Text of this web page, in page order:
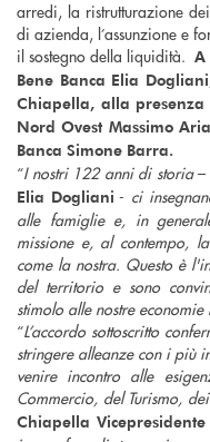
arredi, la ristrutturazione
di azienda, l’assunzione e
il sostegno della liquidità.A
Bene Banca Elia
Chiapella, alla
Nord Ovest Massimo
Banca Simone Barra.
“I nostri 122 anni di storia–
Elia Dogliani - ci
alle famiglie e, in
missione e, al contempo,
come la nostra. Questo è
del territorio e sono
stimolo alle nostre economie
“L’accordo sottoscritto
stringere alleanze con i più
venire incontro alle
Commercio, del Turismo,
Chiapella